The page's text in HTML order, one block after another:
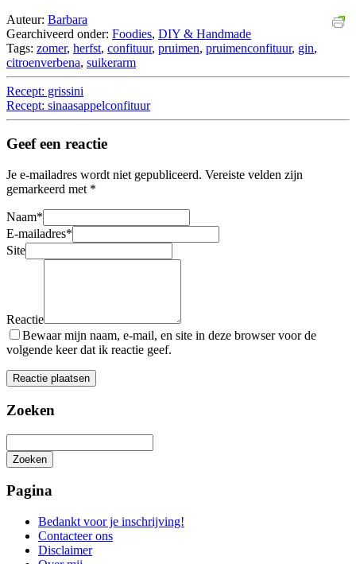
Auteur: Barbara
Gearchiveerd onder: Foodies, DIY & Handmade
Tags: zomer, herfst, confituur, pruimen, pruimenconfituur, gin,
citroenverbena, suikerarm
Recept: grissini
Recept: sinaasappelconfituur
Geef een reactie
Je e-mailadres wordt niet gepubliceerd. Vereiste velden zijn
gemarkeerd met *
Naam*
E-mailadres*
Site
Reactie
Bewaar mijn naam, e-mail, en site in deze browser voor de
volgende keer dat ik reactie geef.
Zoeken
Zoeken
zoeken
Pagina
Bedankt voor je inschrijving!
Contacteer ons
Disclaimer